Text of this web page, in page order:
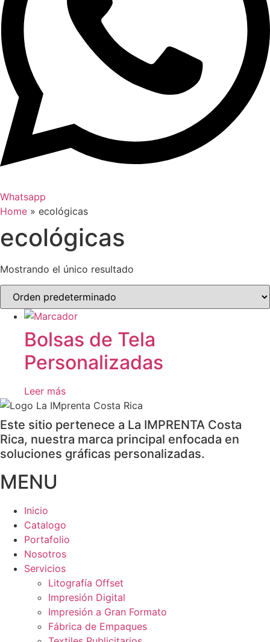
Whatsapp
Home » ecológicas
ecológicas
Mostrando el único resultado
Bolsas de Tela
Personalizadas
Leer más
Este sitio pertenece a La IMPRENTA Costa
Rica, nuestra marca principal enfocada en
soluciones gráficas personalizadas.
MENU
Inicio
Catalogo
Portafolio
Nosotros
Servicios
Litografía Offset
Impresión Digital
Impresión a Gran Formato
Fábrica de Empaques